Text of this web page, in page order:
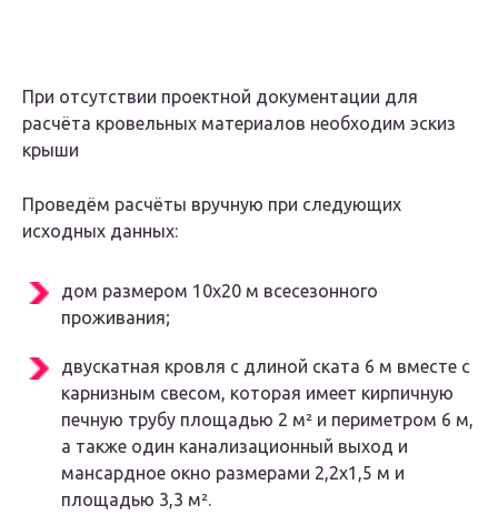
При отсутствии проектной документации для
расчёта кровельных материалов необходим эскиз
крыши
Проведём расчёты вручную при следующих
исходных данных:
дом размером 10х20 м всесезонного
проживания;
двускатная кровля с длиной ската 6 м вместе с
карнизным свесом, которая имеет кирпичную
печную трубу площадью 2 м² и периметром 6 м,
а также один канализационный выход и
мансардное окно размерами 2,2х1,5 м и
площадью 3,3 м².